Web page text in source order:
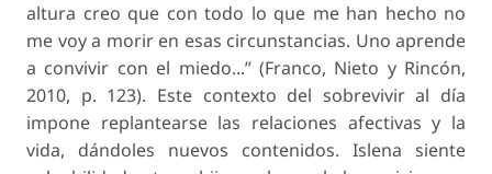
altura creo que con todo lo que me han hecho no
me voy a morir en esas circunstancias. Uno aprende
a convivir con el miedo...” (Franco, Nieto y Rincón,
2010, p. 123). Este contexto del sobrevivir al día
impone replantearse las relaciones afectivas y la
vida, dándoles nuevos contenidos. Islena siente